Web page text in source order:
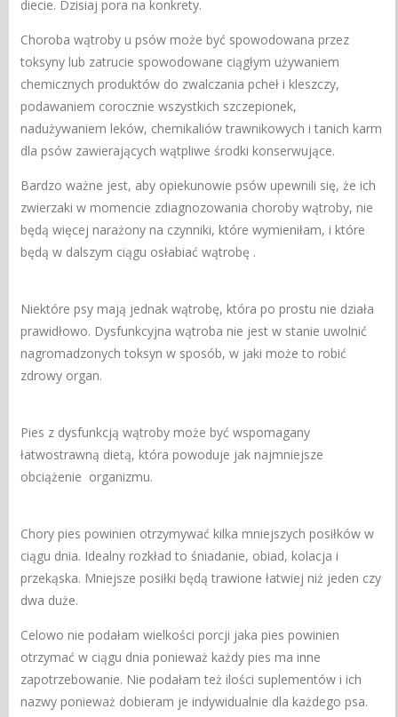
diecie. Dzisiaj pora na konkrety.
Choroba wątroby u psów może być spowodowana przez
toksyny lub zatrucie spowodowane ciągłym używaniem
chemicznych produktów do zwalczania pcheł i kleszczy,
podawaniem corocznie wszystkich szczepionek,
nadużywaniem leków, chemikaliów trawnikowych i tanich karm
dla psów zawierających wątpliwe środki konserwujące.
Bardzo ważne jest, aby opiekunowie psów upewnili się, że ich
zwierzaki w momencie zdiagnozowania choroby wątroby, nie
będą więcej narażony na czynniki, które wymieniłam, i które
będą w dalszym ciągu osłabiać wątrobę .
Niektóre psy mają jednak wątrobę, która po prostu nie działa
prawidłowo. Dysfunkcyjna wątroba nie jest w stanie uwolnić
nagromadzonych toksyn w sposób, w jaki może to robić
zdrowy organ.
Pies z dysfunkcją wątroby może być wspomagany
łatwostrawną dietą, która powoduje jak najmniejsze
obciążenie organizmu.
Chory pies powinien otrzymywać kilka mniejszych posiłków w
ciągu dnia. Idealny rozkład to śniadanie, obiad, kolacja i
przekąska. Mniejsze posiłki będą trawione łatwiej niż jeden czy
dwa duże.
Celowo nie podałam wielkości porcji jaka pies powinien
otrzymać w ciągu dnia ponieważ każdy pies ma inne
zapotrzebowanie. Nie podałam też ilości suplementów i ich
nazwy ponieważ dobieram je indywidualnie dla każdego psa.